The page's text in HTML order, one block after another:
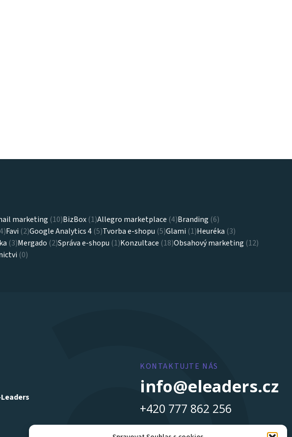
marketing (10)BizBox (1)Allegro marketplace (4)Branding (6)
Favi (2)Google Analytics 4 (5)Tvorba e-shopu (5)Glami (1)Heuréka (3)
(3)Mergado (2)Správa e-shopu (1)Konzultace (18)Obsahový marketing (12)
(0)
KONTAKTUJTE NÁS
info@eleaders.cz
+420 777 862 256